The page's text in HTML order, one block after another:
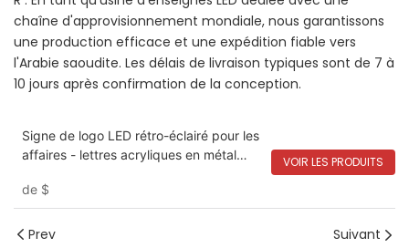
chaîne d'approvisionnement mondiale, nous garantissons
une production efficace et une expédition fiable vers
l'Arabie saoudite. Les délais de livraison typiques sont de 7 à
10 jours après confirmation de la conception.
Signe de logo LED rétro-éclairé pour les
affaires - lettres acryliques en métal
de $
VOIR LES PRODUITS
Prev Suivant